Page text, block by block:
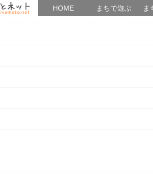
科１００回記念講座
HOMEHOME まちで遊ぶ
ま